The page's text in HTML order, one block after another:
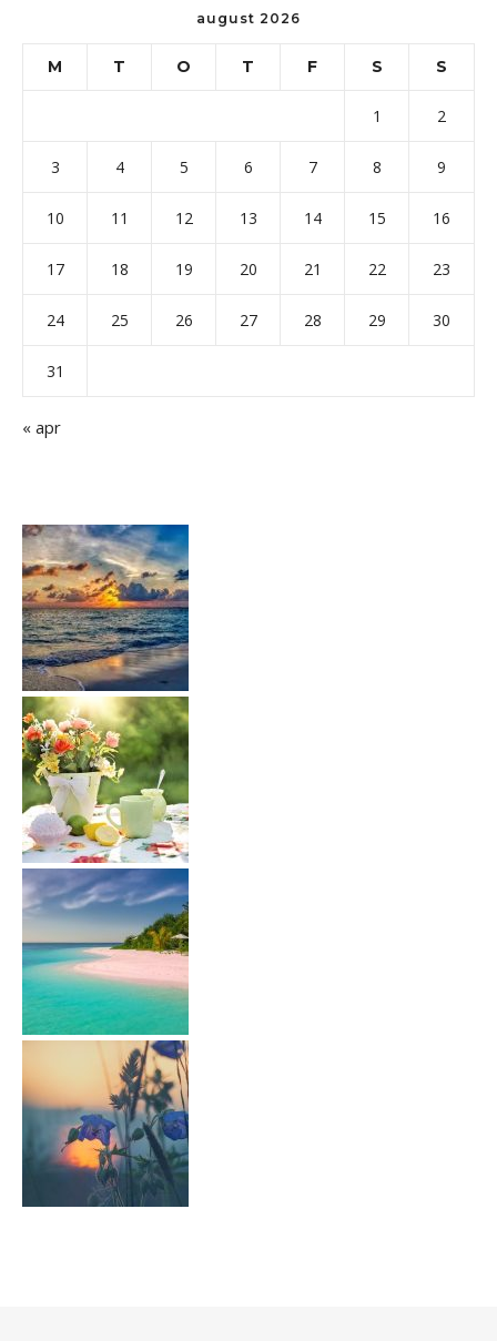
august 2026
M T O T F S S
1 2
3 4 5 6 7 8 9
10 11 12 13 14 15 16
17 18 19 20 21 22 23
24 25 26 27 28 29 30
31
« apr